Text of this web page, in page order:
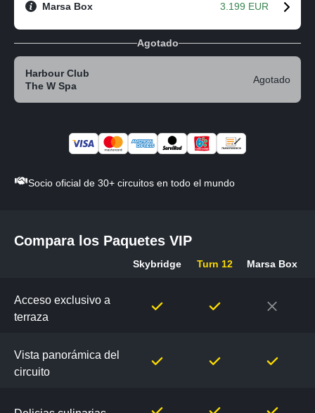
Marsa Box 3.199 EUR
Agotado
Harbour Club
The W Spa
Agotado
Socio oficial de 30+ circuitos en todo el mundo
Compara los Paquetes VIP
Paquetes
Skybridge Turn 12 Marsa Box
Acceso exclusivo a
terraza
Vista panorámica del
circuito